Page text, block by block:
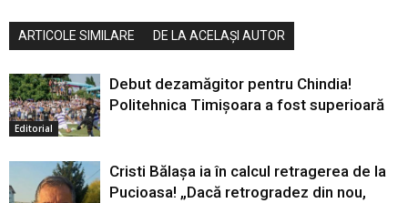
ARTICOLE SIMILARE DE LA ACELAȘI AUTOR
Editorial
Debut dezamăgitor pentru Chindia!
Politehnica Timișoara a fost superioară
Cristi Bălașa ia în calcul retragerea de la
Pucioasa! „Dacă retrogradez din nou,